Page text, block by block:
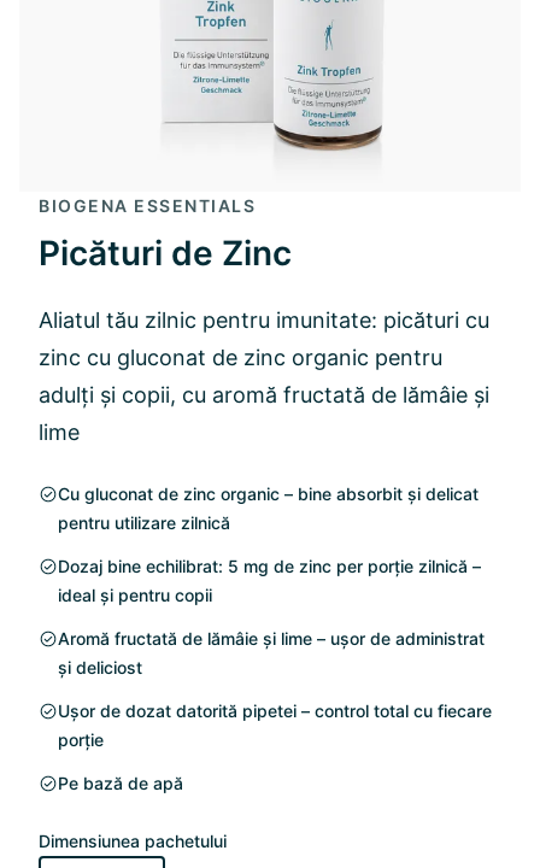
BIOGENA ESSENTIALS
Picături de Zinc
Aliatul tău zilnic pentru imunitate: picături cu
zinc cu gluconat de zinc organic pentru
adulți și copii, cu aromă fructată de lămâie și
lime
Cu gluconat de zinc organic – bine absorbit și delicat
pentru utilizare zilnică
Dozaj bine echilibrat: 5 mg de zinc per porție zilnică –
ideal și pentru copii
Aromă fructată de lămâie și lime – ușor de administrat
și deliciost
Ușor de dozat datorită pipetei – control total cu fiecare
porție
Pe bază de apă
Dimensiunea pachetului